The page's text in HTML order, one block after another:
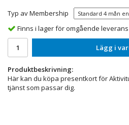
Typ av Membership
Finns i lager för omgående leverans
Lägg i
Produktbeskrivning:
Här kan du köpa presentkort för
tjänst som passar dig.